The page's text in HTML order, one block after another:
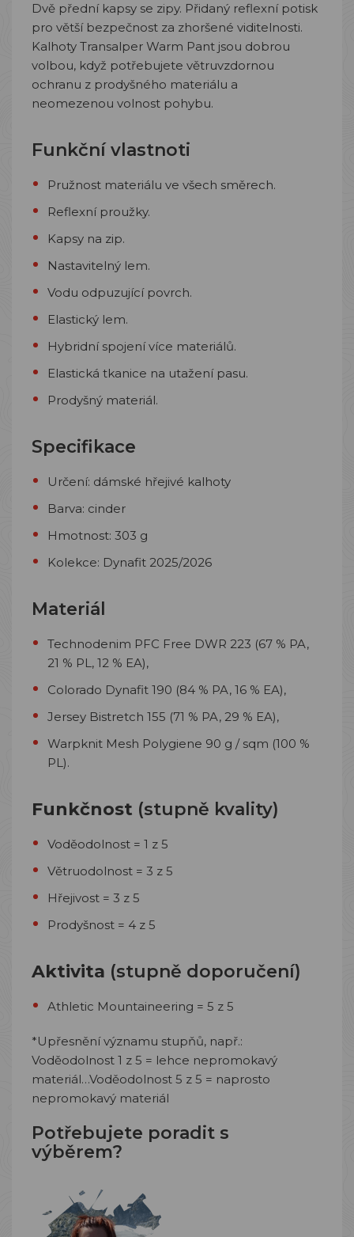
Dvě přední kapsy se zipy. Přidaný reflexní potisk
pro větší bezpečnost za zhoršené viditelnosti.
Kalhoty Transalper Warm Pant jsou dobrou
volbou, když potřebujete větruvzdornou
ochranu z prodyšného materiálu a
neomezenou volnost pohybu.
Funkční vlastnoti
Pružnost materiálu ve všech směrech.
Reflexní proužky.
Kapsy na zip.
Nastavitelný lem.
Vodu odpuzující povrch.
Elastický lem.
Hybridní spojení více materiálů.
Elastická tkanice na utažení pasu.
Prodyšný materiál.
Specifikace
Určení: dámské hřejivé kalhoty
Barva: cinder
Hmotnost: 303 g
Kolekce: Dynafit 2025/2026
Materiál
Technodenim PFC Free DWR 223 (67 % PA,
21 % PL, 12 % EA),
Colorado Dynafit 190 (84 % PA, 16 % EA),
Jersey Bistretch 155 (71 % PA, 29 % EA),
Warpknit Mesh Polygiene 90 g / sqm (100 %
PL).
Funkčnost (stupně kvality)
Voděodolnost = 1 z 5
Větruodolnost = 3 z 5
Hřejivost = 3 z 5
Prodyšnost = 4 z 5
Aktivita (stupně doporučení)
Athletic Mountaineering = 5 z 5
*Upřesnění významu stupňů, např.:
Voděodolnost 1 z 5 = lehce nepromokavý
materiál…Voděodolnost 5 z 5 = naprosto
nepromokavý materiál
Potřebujete poradit s
výběrem?